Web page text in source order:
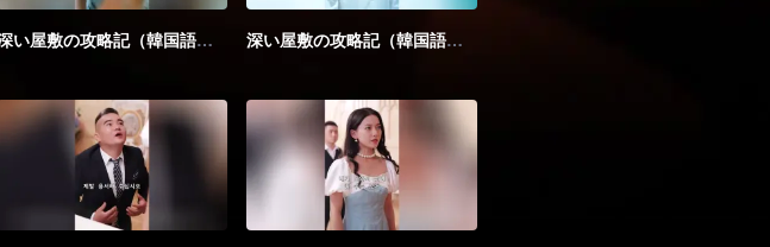
深い屋敷の攻略記（韓国語版）_第09話 深い屋敷の攻略記（韓国語版）_第10話